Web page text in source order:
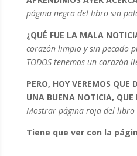
página negra del libro sin
¿QUÉ FUE LA MALA
corazón limpio y sin pecado
TODOS tenemos un corazón
PERO, HOY VEREMOS QUE
UNA BUENA NOTICIA, QUE
Mostrar página roja del libro
Tiene que ver con la